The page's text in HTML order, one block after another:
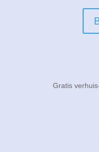
Gratis